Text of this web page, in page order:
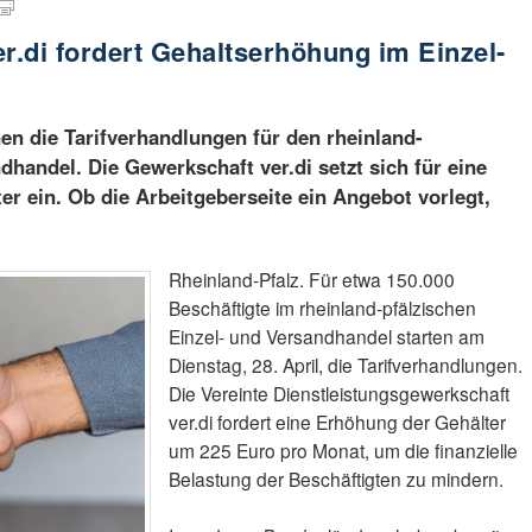
fordert Gehaltserhöhung im Einzel-
die Tarifverhandlungen für den rheinland-
Die Gewerkschaft ver.di setzt sich für eine
ein. Ob die Arbeitgeberseite ein Angebot vorlegt,
Rheinland-Pfalz. Für etwa 150.000
Beschäftigte im rheinland-pfälzischen
Einzel- und Versandhandel starten am
Dienstag, 28. April, die Tarifverhandlungen.
Die Vereinte Dienstleistungsgewerkschaft
ver.di fordert eine Erhöhung der Gehälter
um 225 Euro pro Monat, um die finanzielle
Belastung der Beschäftigten zu mindern.